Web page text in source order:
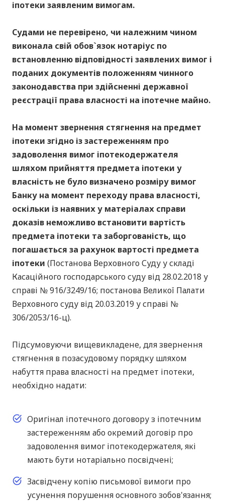
іпотеки заявленим вимогам.
Судами не перевірено, чи належним чином
виконала свій обов`язок нотаріус по
встановленню відповідності заявлених вимог і
поданих документів положенням чинного
законодавства при здійсненні державної
реєстрації права власності на іпотечне майно.
На момент звернення стягнення на предмет
іпотеки згідно із застереженням про
задоволення вимог іпотекодержателя
шляхом прийняття предмета іпотеки у
власність не було визначено розміру вимог
Банку на момент переходу права власності,
оскільки із наявних у матеріалах справи
доказів неможливо встановити вартість
предмета іпотеки та заборгованість, що
погашається за рахунок вартості предмета
іпотеки (Постанова Верховного Суду у складі
Касаційного господарського суду від 28.02.2018 у
справі № 916/3249/16; постанова Великої Палати
Верховного суду від 20.03.2019 у справі №
306/2053/16-ц).
Підсумовуючи вищевикладене, для звернення
стягнення в позасудовому порядку шляхом
набуття права власності на предмет іпотеки,
необхідно надати:
Оригінал іпотечного договору з іпотечним
застереженням або окремий договір про
задоволення вимог іпотекодержателя, які
мають бути нотаріально посвідчені;
Засвідчену копію письмової вимоги про
усунення порушення основного зобов'язання;